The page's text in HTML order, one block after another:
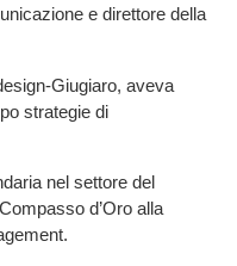
e direttore della
Giugiaro, aveva
strategie di
nel settore del
d’Oro alla